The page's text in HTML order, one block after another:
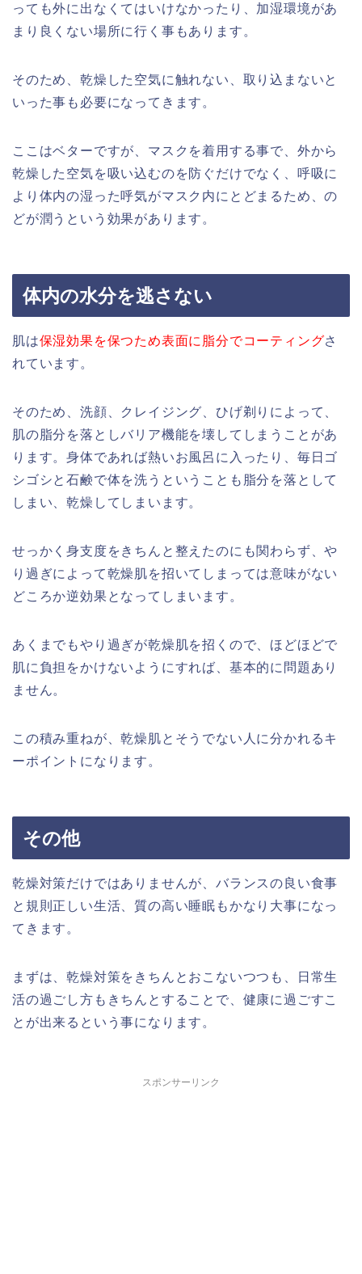
っても外に出なくてはいけなかったり、加湿環境があ
まり良くない場所に行く事もあります。
そのため、乾燥した空気に触れない、取り込まないと
いった事も必要になってきます。
ここはベターですが、マスクを着用する事で、外から
乾燥した空気を吸い込むのを防ぐだけでなく、呼吸に
より体内の湿った呼気がマスク内にとどまるため、の
どが潤うという効果があります。
体内の水分を逃さない
肌は保湿効果を保つため表面に脂分でコーティングさ
れています。
そのため、洗顔、クレイジング、ひげ剃りによって、
肌の脂分を落としバリア機能を壊してしまうことがあ
ります。身体であれば熱いお風呂に入ったり、毎日ゴ
シゴシと石鹸で体を洗うということも脂分を落として
しまい、乾燥してしまいます。
せっかく身支度をきちんと整えたのにも関わらず、や
り過ぎによって乾燥肌を招いてしまっては意味がない
どころか逆効果となってしまいます。
あくまでもやり過ぎが乾燥肌を招くので、ほどほどで
肌に負担をかけないようにすれば、基本的に問題あり
ません。
この積み重ねが、乾燥肌とそうでない人に分かれるキ
ーポイントになります。
その他
乾燥対策だけではありませんが、バランスの良い食事
と規則正しい生活、質の高い睡眠もかなり大事になっ
てきます。
まずは、乾燥対策をきちんとおこないつつも、日常生
活の過ごし方もきちんとすることで、健康に過ごすこ
とが出来るという事になります。
スポンサーリンク